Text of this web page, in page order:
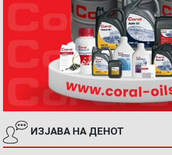
ИЗЈАВА НА ДЕНОТ